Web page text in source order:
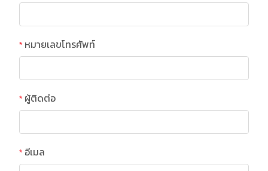
หมายเลขโทรศัพท์
ผู้ติดต่อ
อีเมล